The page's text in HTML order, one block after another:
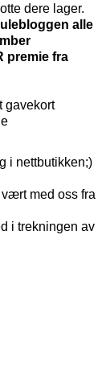
dere lager.
alle
premie fra
gavekort
i nettbutikken;)
med oss fra
i trekningen av